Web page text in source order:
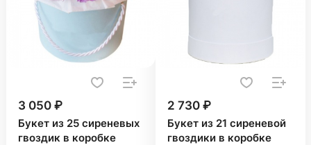
3 050 ₽
Букет из 25 сиреневых
гвоздик в коробке
2 730 ₽
Букет из 21 сиреневой
гвоздики в коробке